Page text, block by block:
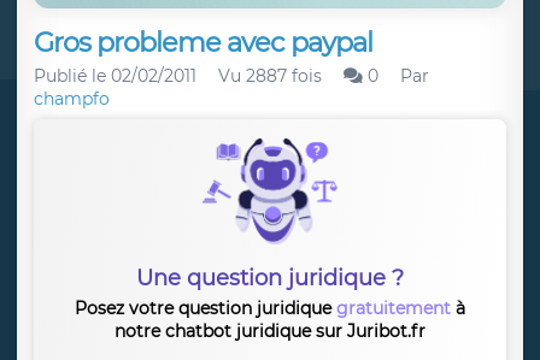
Gros probleme avec paypal
Publié le 02/02/2011 Vu 2887 fois 0
Par
champfo
Une question juridique ?
Posez votre question juridiquegratuitement à
notre chatbot juridique sur Juribot.fr